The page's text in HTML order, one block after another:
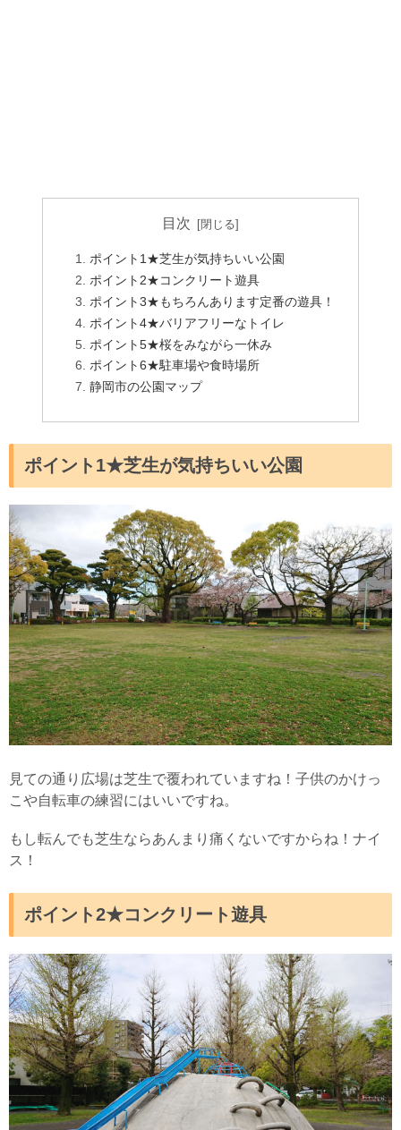
目次
ポイント1★芝生が気持ちいい公園
ポイント2★コンクリート遊具
ポイント3★もちろんあります定番の遊具！
ポイント4★バリアフリーなトイレ
ポイント5★桜をみながら一休み
ポイント6★駐車場や食時場所
静岡市の公園マップ
ポイント1★芝生が気持ちいい公園
見ての通り広場は芝生で覆われていますね！子供のかけっ
こや自転車の練習にはいいですね。
もし転んでも芝生ならあんまり痛くないですからね！ナイ
ス！
ポイント2★コンクリート遊具